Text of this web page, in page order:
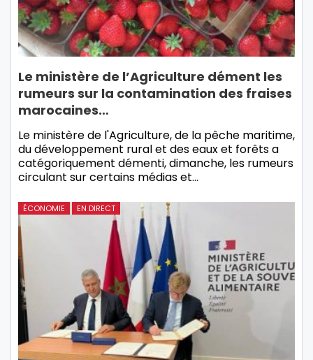
Le ministère de l’Agriculture dément les
rumeurs sur la contamination des fraises
marocaines…
Le ministère de l'Agriculture, de la pêche maritime,
du développement rural et des eaux et forêts a
catégoriquement démenti, dimanche, les rumeurs
circulant sur certains médias et…
ÉCONOMIE EN DIRECT